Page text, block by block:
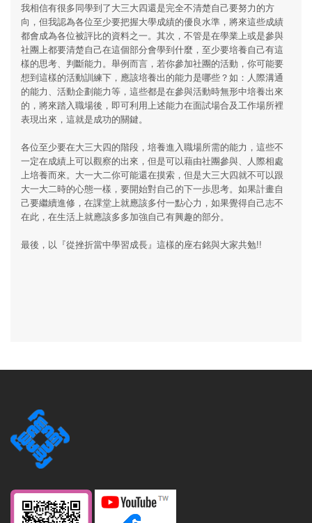
我相信有很多同學到了大三大四還是完全不清楚自己要努力的方
向，但我認為各位至少要把握大學成績的優良水準，將來這些成績
都會成為各位被評比的資料之一。其次，不管是在學業上或是參與
社團上都要清楚自己在這個部分會學到什麼，至少要培養自己有這
樣的思考、判斷能力。舉例而言，若你參加社團的活動，你可能要
想到這樣的活動訓練下，應該培養出的能力是哪些？如：人際溝通
的能力、活動企劃能力等，這些都是在參與活動時無形中培養出來
的，將來踏入職場後，即可利用上述能力在面試場合及工作場所裡
表現出來，這就是成功的關鍵。
各位至少要在大三大四的階段，培養進入職場所需的能力，這些不
一定在成績上可以觀察的出來，但是可以藉由社團參與、人際相處
上培養而來。大一大二你可能還在摸索，但是大三大四就不可以跟
大一大二時的心態一樣，要開始對自己的下一歩思考。如果計畫自
己要繼續進修，在課堂上就應該多付一點心力，如果覺得自己志不
在此，在生活上就應該多多加強自己有興趣的部分。
最後，以『從挫折當中學習成長』這樣的座右銘與大家共勉!!